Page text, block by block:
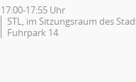
17:00-17:55 Uhr
STL, im Sitzungsraum des
Fuhrpark 14